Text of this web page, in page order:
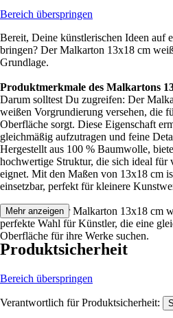
Bereich überspringen
Bereit, Deine künstlerischen Ideen auf
bringen? Der Malkarton 13x18 cm
Grundlage.
Produktmerkmale des Malkartons
Darum solltest Du zugreifen: Der
weißen Vorgrundierung versehen, die
Oberfläche sorgt. Diese Eigenschaft
gleichmäßig aufzutragen und feine
Hergestellt aus 100 % Baumwolle,
hochwertige Struktur, die sich ideal für
eignet. Mit den Maßen von 13x18 cm
einsetzbar, perfekt für kleinere
Festgezurrt: Der Malkarton 13x18 cm
perfekte Wahl für Künstler, die eine
Oberfläche für ihre Werke suchen.
Mehr anzeigen
Produktsicherheit
Bereich überspringen
Verantwortlich für Produktsicherheit: